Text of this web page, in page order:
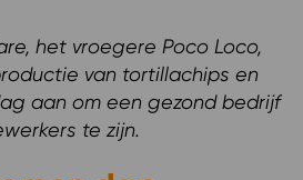
het vroegere Poco Loco,
van tortillachips en
aan om een gezond bedrijf
te zijn.